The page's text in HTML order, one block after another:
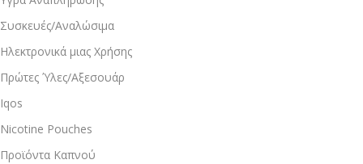
Συσκευές/Αναλώσιμα
Ηλεκτρονικά μιας Χρήσης
Πρώτες Ύλες/Αξεσουάρ
Iqos
Nicotine Pouches
Προϊόντα Καπνού